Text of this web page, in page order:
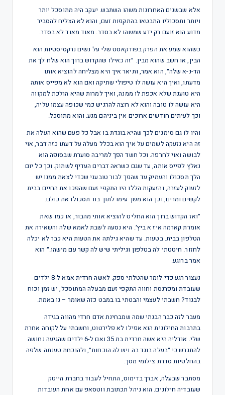
אלא שבשנים האחרונות משהו השתבש. יעקב היה מתוסכל יותר
ויותר ותסכוליו התבטאו בהתקפות זעם, והוא לא הצליח להסביר
מדוע הוא זועם רק ידע שמשהו לא בסדר. מאוד מאוד לא בסדר.
כשהוא שמע את הפרק בפודקאסט שלי על נשים נרקסיסטיות הוא
הבין, או חשב שהוא מבין. ״זה כאילו שהקדוש ברוך הוא שלח לך את
הד-נ-א שלה״, הוא אמר, ותיאר איך היא מצליחה להוציא אותו
מדעתו, ואיך היא עושה לו טיפולי שתיקה ואם הוא לא מפייס אותה
היא טוענת שלא אכפת לו ממנה, ואיך למרות שהיא הולכת למקווה
היא עושה לו טובה והוא לא רוצה להרגיש כמי שכופה עצמו עליה,
וכך לעיתים חודשים ארוכים אין ביניהם מגע. והוא מתוסכל.
והיו לו גם סימנים לכך שהיא בוגדת בו אבל כל פעם שהוא העלה את
זה היא נזעקה לשמים על איך הוא בכלל מעלה על דעתו כזה דבר, אוי
לבושה ואוי לחרפה. וכל חשד הפך למריבה סוערת שבסופה הוא
נאלץ לפייס אותה, עד שגם כשראה דברים העדיף לשתוק. וכך כל יום
הלך תסכולו והעמיק עד שהפך לבור טובעני שכדי לצאת ממנו יש
לזעוק לעזרה, והזעקות הללו היו התקפי זעם שהפכו את החיים בבית
לקשים ומרים, וכך הוא משך עימו לתוך בור תסכולו את כולם.
״ואז הקדוש ברוך הוא החליט להוציא אותי מהבור, או כמו שאת
אומרת קארמה איז א ביץ׳. היא נסעה לשבת לאמא שלה והשאירה את
הטלפון בבית. בטעות. עד שהיא גילתה את הטעות היא כבר לא יכלה
לחזור. חיטטתי לה בטלפון וגיליתי שיש לה קשר עם מישהו.״ הוא
אמר ברוגע.
נעצור רגע כדי לומר שהטלתי ספק. לאשה חרדית אמא ל-8 ילדים
שעובדת ומפרנסת וחווה התקפי זעם מבעלה המתוסכל, יש זמן וכוח
לבגוד? חשבתי לעצמי והבטתי בו במבט כזה שאומר – נו באמת.
מעבר לזה כבר הבנתי שמה שמבחינת אדם חרדי מהווה בגידה
בתרבות החילונית הוא אפילו לא פלירטוט, וחשבתי על לקוחה אחרת
שלי. אודליה היא אשה חרדית בת 35 ואם ל-6 ילדים שהגיעה נחושה
להתגרש כי ״בעלה בוגד בה ויש לה הוכחות״, ולהוכחת טענתה שלפה
בהחלטיות סדרת צילומי מסך.
מסתבר שבעלה, אברך בדימוס, התחיל לעבוד בחברת הייטק
שעובדיה חילונים. הוא ניהל תכתובת ווטסאפ עם אחת העובדות